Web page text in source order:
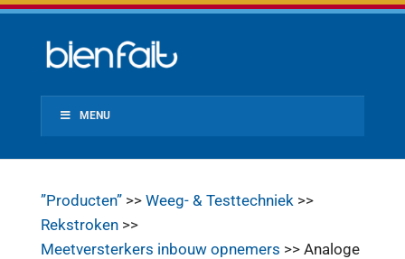
MENU
”Producten”>> Weeg- & Testtechniek>>
Rekstroken>>
Meetversterkers inbouw opnemers >> Analoge